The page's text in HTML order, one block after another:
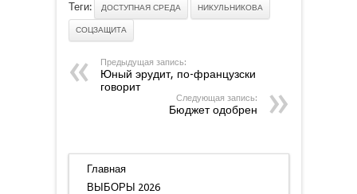
Теги: ДОСТУПНАЯ СРЕДА НИКУЛЬНИКОВА
СОЦЗАЩИТА
Предыдущая запись:
Юный эрудит, по-французски
говорит
Следующая запись:
Бюджет одобрен
Главная
ВЫБОРЫ 2026